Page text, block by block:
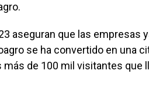
aseguran que las empresas
se ha convertido en una
más de 100 mil visitantes que